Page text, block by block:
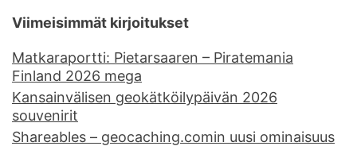
Viimeisimmät kirjoitukset
Matkaraportti: Pietarsaaren – Piratemania
Finland 2026 mega
Kansainvälisen geokätköilypäivän 2026
souvenirit
Shareables – geocaching.comin uusi ominaisuus